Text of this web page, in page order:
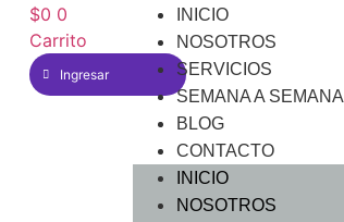
$0 0
Carrito
Ingresar
INICIO
NOSOTROS
SERVICIOS
SEMANA A SEMANA
BLOG
CONTACTO
INICIO
NOSOTROS